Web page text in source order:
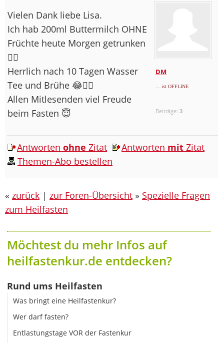
DM
... ist OFFLINE
Beiträge:3
Vielen Dank liebe Lisa.
Ich hab 200ml Buttermilch OHNE
Früchte heute Morgen getrunken
👍🏻
Herrlich nach 10 Tagen Wasser
Tee und Brühe 😂👍🏻
Allen Mitlesenden viel Freude
beim Fasten 😇
Antworten ohne Zitat Antworten mit Zitat
Themen-Abo bestellen
« zurück | zur Foren-Übersicht » Spezielle Fragen
zum Heilfasten
Möchtest du mehr Infos auf
heilfastenkur.de entdecken?
Rund ums Heilfasten
Was bringt eine Heilfastenkur?
Wer darf fasten?
Entlastungstage VOR der Fastenkur